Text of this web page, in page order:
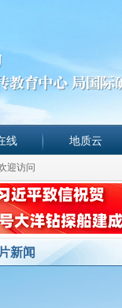
迎访问
线 地质云
新闻